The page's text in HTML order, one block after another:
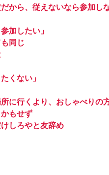
から、従えないなら参加し
加したい」
同じ
くない」
に行くより、おしゃべりの
もせず
しろやと友辞め